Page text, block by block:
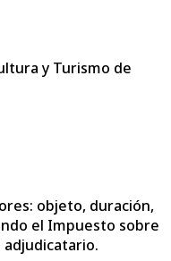
y Turismo de
objeto, duración,
el Impuesto sobre
adjudicatario.